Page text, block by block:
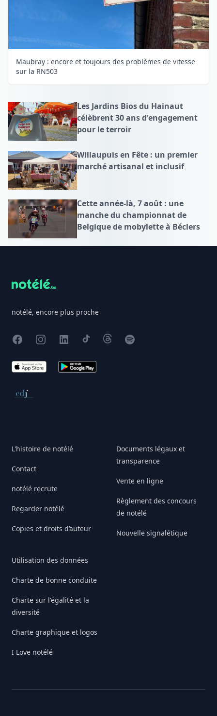
Maubray : encore et toujours des problèmes de vitesse
sur la RN503
Les Jardins Bios du Hainaut
célèbrent 30 ans d'engagement
pour le terroir
Willaupuis en Fête : un premier
marché artisanal et inclusif
Cette année-là, 7 août : une
manche du championnat de
Belgique de mobylette à Béclers
notélé, encore plus proche
FacebookInstagram
X TikTokThreadsSpotify
App Store Google Play
Conseil de déontologie journalistique
L'histoire de notélé
Contact
notélé recrute
Regarder notélé
Copies et droits d’auteur
Utilisation des données
Charte de bonne conduite
Charte sur l'égalité et la
diversité
Charte graphique et logos
I Love notélé
Documents légaux et
transparence
Vente en ligne
Règlement des concours
de notélé
Nouvelle signalétique